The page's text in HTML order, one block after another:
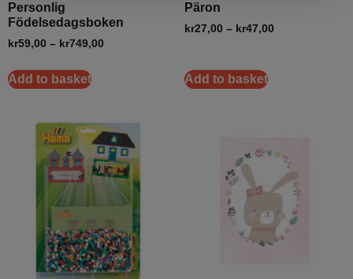
Personlig
Födelsedagsboken
kr59,00 – kr749,00
Add to basket
Päron
kr27,00 – kr47,00
Add to basket